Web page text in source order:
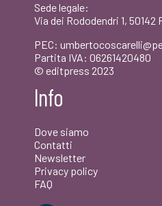
Sede legale:
Via dei Rododendri 1, 50142
PEC:
Partita IVA: 06261420480
© editpress 2023
Info
Dove siamo
Contatti
Newsletter
Privacy policy
FAQ